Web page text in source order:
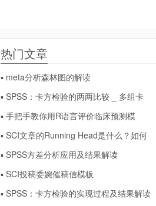
热门文章
▪ meta分析森林图的解读
▪ SPSS：卡方检验的两两比较 _ 多组卡
▪ 手把手教你用R语言评价临床预测模
▪ SCI文章的Running Head是什么？如何
▪ SPSS方差分析应用及结果解读
▪ SCI投稿委婉催稿信模板
▪ SPSS：卡方检验的实现过程及结果解读